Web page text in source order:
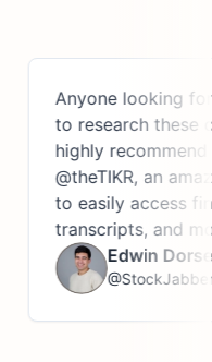
Anyone looking for a
to research these
highly recommend using
@theTIKR, an amazing
to easily access
transcripts, and more.
Edwin Dorsey
@StockJabber